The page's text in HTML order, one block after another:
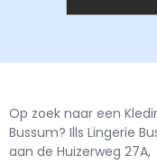
Op zoek naar een
Bussum? Ills Lingerie
aan de Huizerweg 27A,